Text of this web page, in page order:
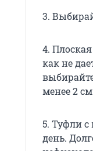
3.
4.
как не
менее 2
5. Туфли с
день.